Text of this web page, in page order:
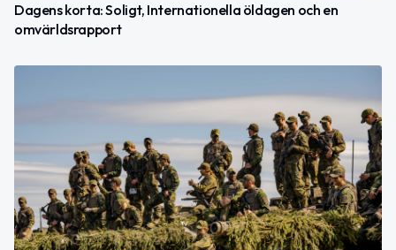
Dagens korta: Soligt, Internationella öldagen och en
omvärldsrapport